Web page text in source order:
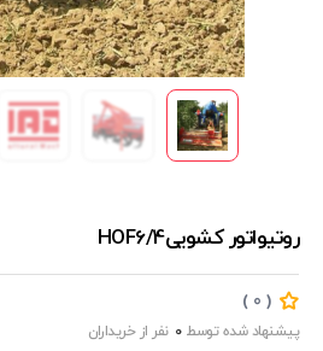
روتیواتور کشوییHOF6/4
‏‫(
0
)
پیشنهاد شده توسط 0